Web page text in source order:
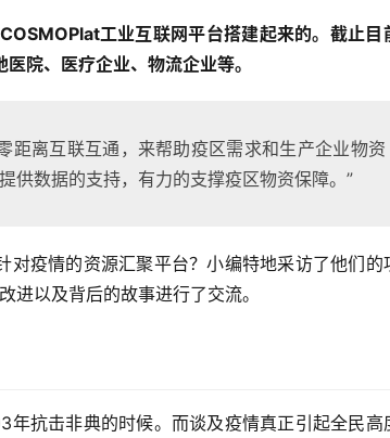
工业互联网平台搭建起来的。截止目
院、医疗企业、物流企业等。
距离互联互通，来帮助疫区需求和生产企业物资
供数据的支持，有力的支撑疫区物资保障。”
疫情的资源汇聚平台？小编特地采访了他们的
进以及背后的故事进行了交流。
抗击非典的时候。而谈及疫情真正引起全民高